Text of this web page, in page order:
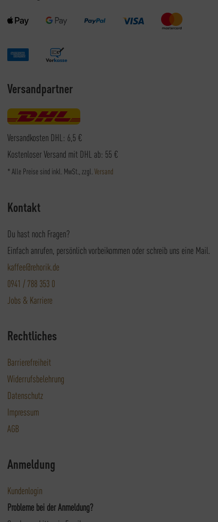
Versandpartner
Versandkosten DHL: 6,5 €
Kostenloser Versand mit DHL ab: 55 €
* Alle Preise sind inkl. MwSt., zzgl. Versand
Kontakt
Du hast noch Fragen?
Einfach anrufen, persönlich vorbeikommen oder schreib uns eine Mail.
kaffee@rehorik.de
0941 / 788 353 0
Jobs & Karriere
Rechtliches
Barrierefreiheit
Widerrufsbelehrung
Datenschutz
Impressum
AGB
Anmeldung
Kundenlogin
Probleme bei der Anmeldung?